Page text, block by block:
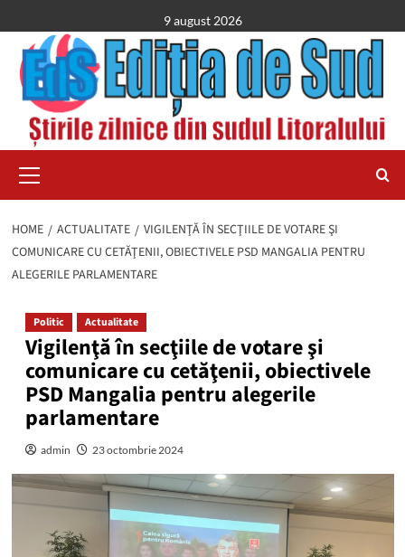
to
content
9 august 2026
Menu
HOME ACTUALITATE
VIGILENŢĂ ÎN SECŢIILE DE VOTARE ŞI
COMUNICARE CU CETĂŢENII, OBIECTIVELE PSD MANGALIA PENTRU
ALEGERILE PARLAMENTARE
Politic Actualitate
Vigilenţă în secţiile de votare şi
comunicare cu cetăţenii, obiectivele
PSD Mangalia pentru alegerile
parlamentare
admin 23 octombrie 2024